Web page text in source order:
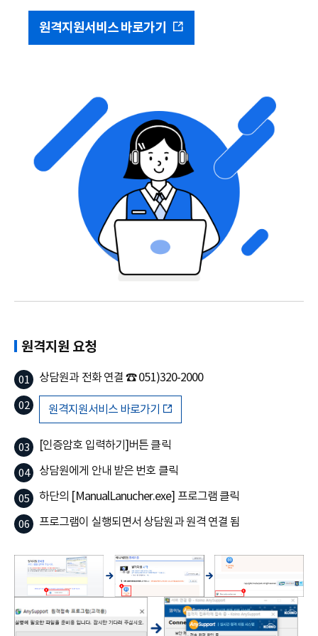
원격지원서비스 바로가기
원격지원 요청
상담원과 전화 연결 ☎ 051)320-2000
원격지원서비스 바로가기
[인증암호 입력하기]버튼 클릭
상담원에게 안내 받은 번호 클릭
하단의 [ManualLanucher.exe] 프로그램 클릭
프로그램이 실행되면서 상담원과 원격 연결 됨